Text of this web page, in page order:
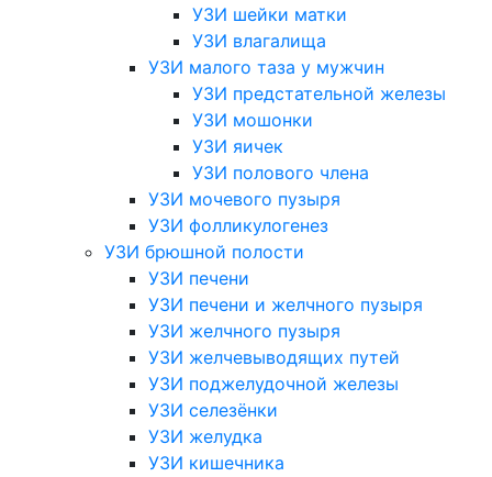
УЗИ шейки матки
УЗИ влагалища
УЗИ малого таза у мужчин
УЗИ предстательной железы
УЗИ мошонки
УЗИ яичек
УЗИ полового члена
УЗИ мочевого пузыря
УЗИ фолликулогенез
УЗИ брюшной полости
УЗИ печени
УЗИ печени и желчного пузыря
УЗИ желчного пузыря
УЗИ желчевыводящих путей
УЗИ поджелудочной железы
УЗИ селезёнки
УЗИ желудка
УЗИ кишечника